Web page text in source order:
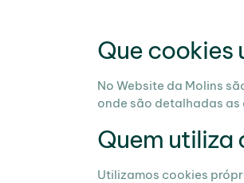
Que cookies
No Website da Molins
onde são detalhadas
Quem utiliza
Utilizamos cookies